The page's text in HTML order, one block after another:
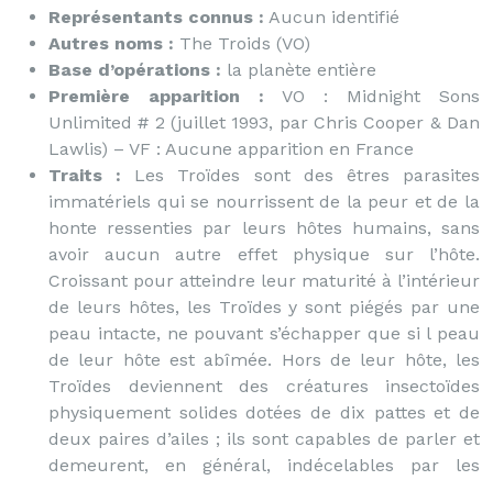
Représentants connus : Aucun identifié
Autres noms : The Troids (VO)
Base d’opérations : la planète entière
Première apparition : VO : Midnight Sons
Unlimited # 2 (juillet 1993, par Chris Cooper & Dan
Lawlis) – VF : Aucune apparition en France
Traits : Les Troïdes sont des êtres parasites
immatériels qui se nourrissent de la peur et de la
honte ressenties par leurs hôtes humains, sans
avoir aucun autre effet physique sur l’hôte.
Croissant pour atteindre leur maturité à l’intérieur
de leurs hôtes, les Troïdes y sont piégés par une
peau intacte, ne pouvant s’échapper que si l peau
de leur hôte est abîmée. Hors de leur hôte, les
Troïdes deviennent des créatures insectoïdes
physiquement solides dotées de dix pattes et de
deux paires d’ailes ; ils sont capables de parler et
demeurent, en général, indécelables par les